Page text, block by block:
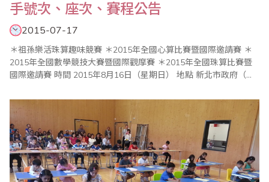
手號次、座次、賽程公告
2015-07-17
＊祖孫樂活珠算趣味競賽 ＊2015年全國心算比賽暨國際邀請賽 ＊
2015年全國數學競技大賽暨國際觀摩賽 ＊2015年全國珠算比賽暨
國際邀請賽 時間 2015年8月16日（星期日） 地點 新北市政府（新
禮堂 ..